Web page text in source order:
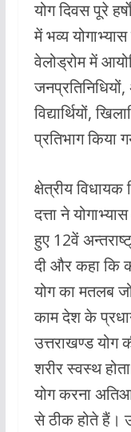
b
o
o
k
s
A
p
p
योग दिवस पूरे
में भव्य
वेलोड्रोम में
जनप्रतिनिधियों,
विद्यार्थियों,
प्रतिभाग किया
क्षेत्रीय विधायक
दत्ता ने
हुए 12वें
दी और कहा कि
योग का मतलब
काम देश के
उत्तराखण्ड योग
शरीर स्वस्थ
योग करना
से ठीक होते हैं।